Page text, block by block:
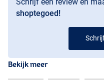
shoptegoed!
Bekijk meer